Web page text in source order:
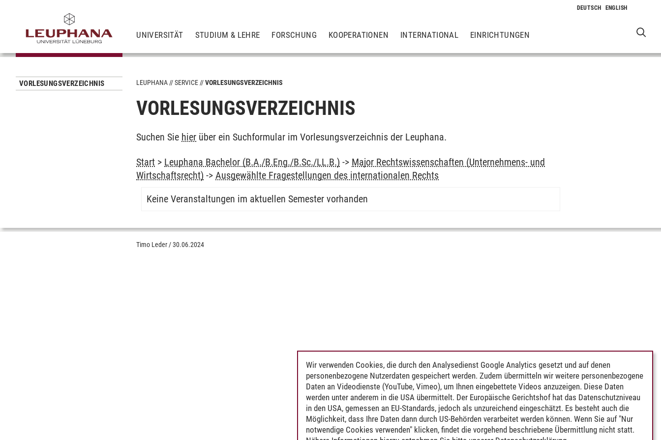
UNIVERSITÄT STUDIUM & LEHRE FORSCHUNG KOOPERATIONEN INTERNATIONAL EINRICHTUNGEN
VORLESUNGSVERZEICHNIS LEUPHANA SERVICE VORLESUNGSVERZEICHNIS
VORLESUNGSVERZEICHNIS
Suchen Sie hier über ein Suchformular im Vorlesungsverzeichnis der Leuphana.
Start > Leuphana Bachelor (B.A./B.Eng./B.Sc./LL.B.) -> Major Rechtswissenschaften (Unternehmens- und
Wirtschaftsrecht) ->Ausgewählte Fragestellungen des internationalen Rechts
Keine Veranstaltungen im aktuellen Semester vorhanden
Timo Leder /30.06.2024
Wir verwenden Cookies, die durch den Analysedienst Google Analytics gesetzt und auf denen
personenbezogene Nutzerdaten gespeichert werden. Zudem übermitteln wir weitere personenbezogene
Daten an Videodienste (YouTube, Vimeo), um Ihnen eingebettete Videos anzuzeigen. Diese Daten
werden unter anderem in die USA übermittelt. Der Europäische Gerichtshof hat das Datenschutzniveau
in den USA, gemessen an EU-Standards, jedoch als unzureichend eingeschätzt. Es besteht auch die
Möglichkeit, dass Ihre Daten dann durch US-Behörden verarbeitet werden können. Wenn Sie auf "Nur
notwendige Cookies verwenden" klicken, findet die vorgehend beschriebene Übermittlung nicht statt.